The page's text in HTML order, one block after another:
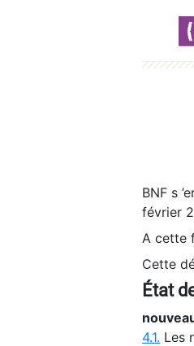
BNF s
février
A cette
Cette
État
4.1. Les